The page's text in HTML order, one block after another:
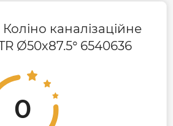
каналізаційне
Ø50х87.5° 6540636
0